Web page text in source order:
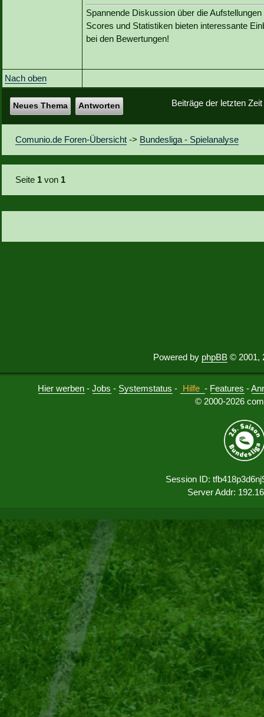
Spannende Diskussion über die
Scores und Statistiken bieten interessante
bei den Bewertungen!
Nach oben
Beiträge der letzten
Neues Thema Antworten
Comunio.de Foren-Übersicht -> Bundesliga - Spielanalyse
Seite 1 von 1
Powered by phpBB © 2001,
Hier werben -Jobs - Systemstatus - Hilfe - Features -
© 2000-2026
Session ID:
Server Addr: